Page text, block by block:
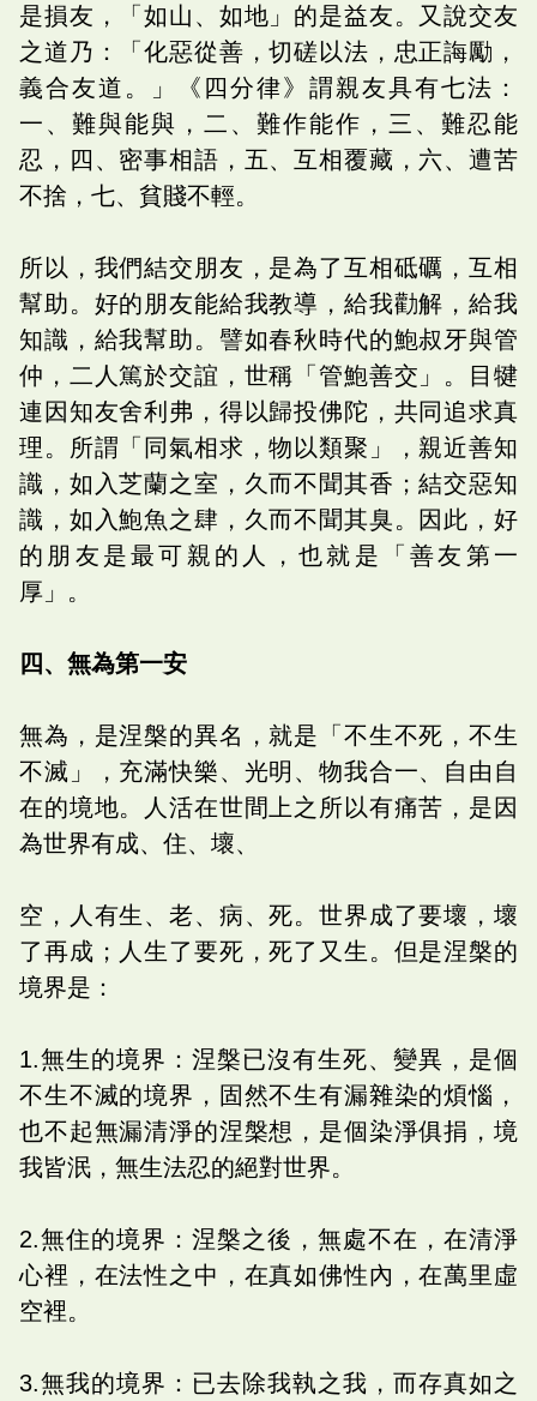
是損友，「如山、如地」的是益友。又說交友
之道乃：「化惡從善，切磋以法，忠正誨勵，
義合友道。」《四分律》謂親友具有七法：
一、難與能與，二、難作能作，三、難忍能
忍，四、密事相語，五、互相覆藏，六、遭苦
不捨，七、貧賤不輕。
所以，我們結交朋友，是為了互相砥礪，互相
幫助。好的朋友能給我教導，給我勸解，給我
知識，給我幫助。譬如春秋時代的鮑叔牙與管
仲，二人篤於交誼，世稱「管鮑善交」。目犍
連因知友舍利弗，得以歸投佛陀，共同追求真
理。所謂「同氣相求，物以類聚」，親近善知
識，如入芝蘭之室，久而不聞其香；結交惡知
識，如入鮑魚之肆，久而不聞其臭。因此，好
的朋友是最可親的人，也就是「善友第一
厚」。
四、無為第一安
無為，是涅槃的異名，就是「不生不死，不生
不滅」，充滿快樂、光明、物我合一、自由自
在的境地。人活在世間上之所以有痛苦，是因
為世界有成、住、壞、
空，人有生、老、病、死。世界成了要壞，壞
了再成；人生了要死，死了又生。但是涅槃的
境界是：
1.無生的境界：涅槃已沒有生死、變異，是個
不生不滅的境界，固然不生有漏雜染的煩惱，
也不起無漏清淨的涅槃想，是個染淨俱捐，境
我皆泯，無生法忍的絕對世界。
2.無住的境界：涅槃之後，無處不在，在清淨
心裡，在法性之中，在真如佛性內，在萬里虛
空裡。
3.無我的境界：已去除我執之我，而存真如之